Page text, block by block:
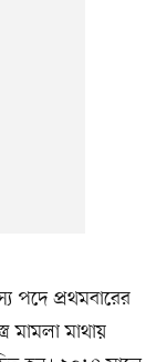
পদে প্রথমবারের
মামলা মাথায়